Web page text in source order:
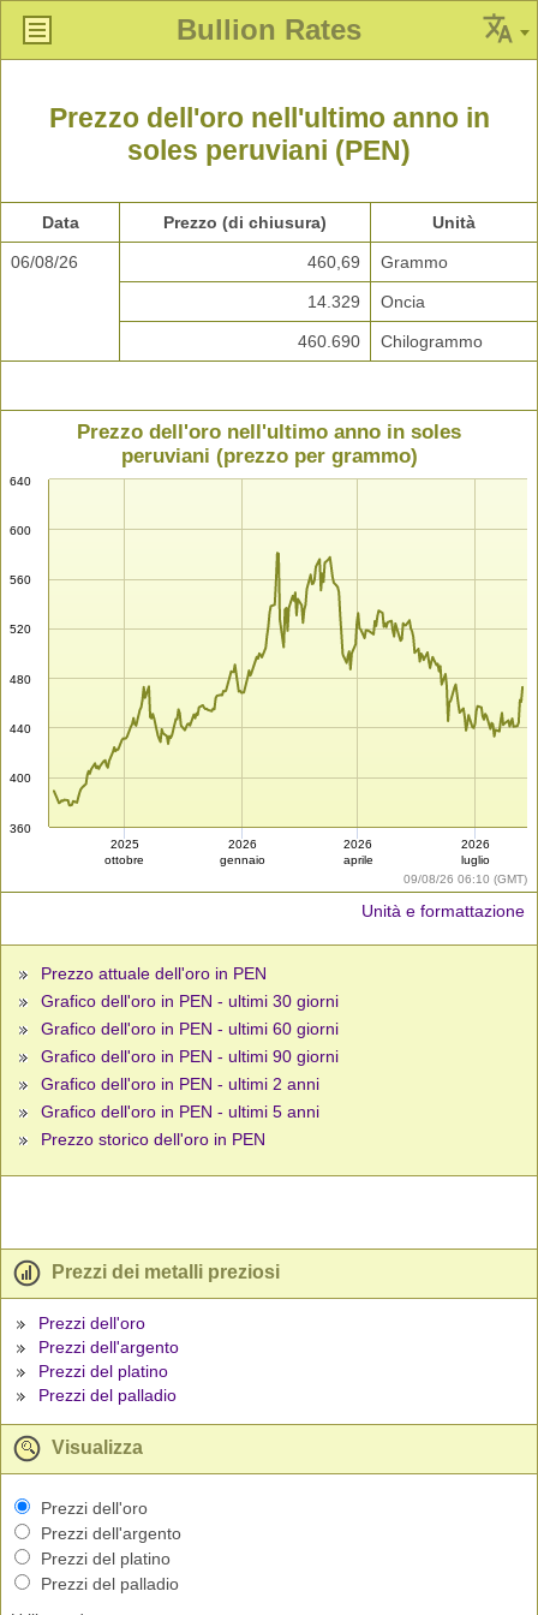
Bullion Rates
Prezzo dell'oro nell'ultimo anno in
soles peruviani (PEN)
Data Prezzo (di chiusura) Unità
06/08/26 460,69 Grammo
14.329 Oncia
460.690 Chilogrammo
09/08/26 06:10 (GMT)
Prezzo dell'oro nell'ultimo anno in soles
peruviani (prezzo per grammo)
360
400
440
480
520
560
600
640
2025
ottobre
2026
gennaio
2026
aprile
2026
luglio
Unità e formattazione
Prezzo attuale dell'oro in PEN
Grafico dell'oro in PEN - ultimi 30 giorni
Grafico dell'oro in PEN - ultimi 60 giorni
Grafico dell'oro in PEN - ultimi 90 giorni
Grafico dell'oro in PEN - ultimi 2 anni
Grafico dell'oro in PEN - ultimi 5 anni
Prezzo storico dell'oro in PEN
Prezzi dei metalli preziosi
Prezzi dell'oro
Prezzi dell'argento
Prezzi del platino
Prezzi del palladio
Visualizza
Prezzi dell'oro
Prezzi dell'argento
Prezzi del platino
Prezzi del palladio